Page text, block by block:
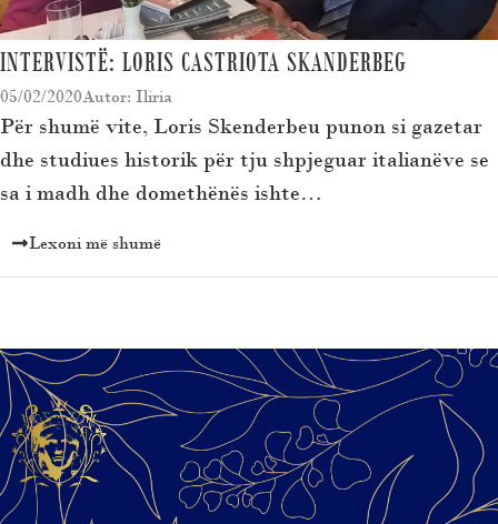
INTERVISTË: LORIS CASTRIOTA SKANDERBEG
05/02/2020Autor: Iliria
Për shumë vite, Loris Skenderbeu punon si gazetar
dhe studiues historik për tju shpjeguar italianëve se
sa i madh dhe domethënës ishte…
Lexoni më shumë